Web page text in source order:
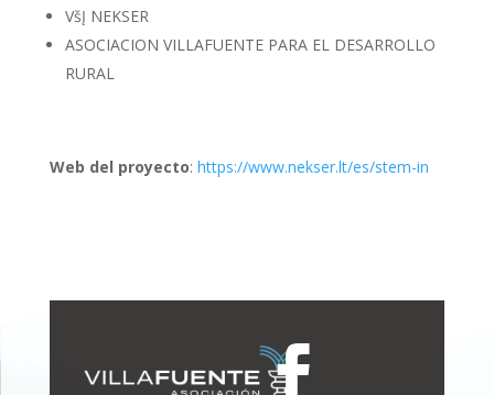
VšĮ NEKSER
ASOCIACION VILLAFUENTE PARA EL DESARROLLO
RURAL
Web del proyecto: https://www.nekser.lt/es/stem-in
